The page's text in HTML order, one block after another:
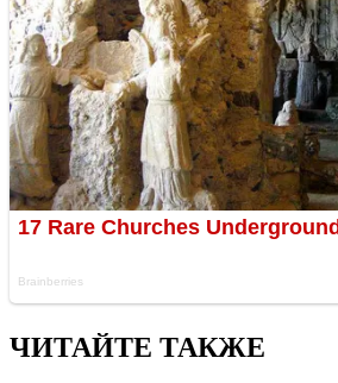
ЧИТАЙТЕ ТАКЖЕ